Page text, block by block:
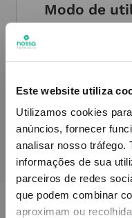
Este website utiliza
Utilizamos cookies
anúncios, fornecer
analisar nosso tráfego.
informações de sua
parceiros de redes
que podem combinar
aproximam ou
Modo de
PODERÁ